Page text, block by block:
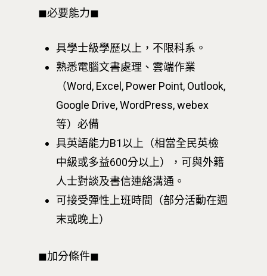
◼︎必要能力◼︎
具學士級學歷以上，不限科系。
熟悉電腦文書處理、雲端作業
（Word, Excel, Power Point, Outlook,
Google Drive, WordPress, webex
等）必備
具英語能力B1以上（相當全民英檢
中級或多益600分以上），可與外籍
人士對談及書信連絡溝通。
可接受彈性上班時間（部分活動在週
末或晚上）
◼︎加分條件◼︎